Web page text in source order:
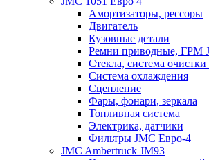
Амортизаторы, рессоры
Двигатель
Кузовные детали
Ремни приводные, ГРМ
Стекла, система очистки
Система охлаждения
Сцепление
Фары, фонари, зеркала
Топливная cистема
Электрика, датчики
Фильтры JMC Евро-4
JMC Ambertruck JM93